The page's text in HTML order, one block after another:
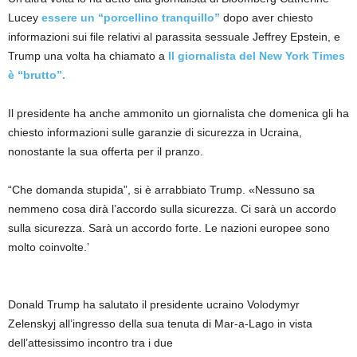
Lucey essere un “porcellino tranquillo” dopo aver chiesto
informazioni sui file relativi al parassita sessuale Jeffrey Epstein, e
Trump una volta ha chiamato a Il giornalista del New York Times
è “brutto”.
Il presidente ha anche ammonito un giornalista che domenica gli ha
chiesto informazioni sulle garanzie di sicurezza in Ucraina,
nonostante la sua offerta per il pranzo.
“Che domanda stupida”, si è arrabbiato Trump. «Nessuno sa
nemmeno cosa dirà l’accordo sulla sicurezza. Ci sarà un accordo
sulla sicurezza. Sarà un accordo forte. Le nazioni europee sono
molto coinvolte.’
Donald Trump ha salutato il presidente ucraino Volodymyr
Zelenskyj all’ingresso della sua tenuta di Mar-a-Lago in vista
dell’attesissimo incontro tra i due